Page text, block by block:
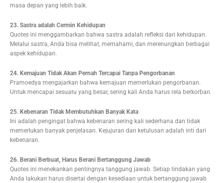
masa depan yang lebih baik.
23. Sastra adalah Cermin Kehidupan
Quotes ini menggambarkan bahwa sastra adalah refleksi dari kehidupan.
Melalui sastra, Anda bisa melihat, memahami, dan merenungkan berbagai
aspek kehidupan.
24. Kemajuan Tidak Akan Pernah Tercapai Tanpa Pengorbanan
Pramoedya mengajarkan bahwa kemajuan memerlukan pengorbanan.
Untuk mencapai sesuatu yang besar, sering kali Anda harus rela berkorban.
25. Kebenaran Tidak Membutuhkan Banyak Kata
Ini adalah pengingat bahwa kebenaran sering kali sederhana dan tidak
memerlukan banyak penjelasan. Kejujuran dan ketulusan adalah inti dari
kebenaran.
26. Berani Berbuat, Harus Berani Bertanggung Jawab
Quotes ini menekankan pentingnya tanggung jawab. Setiap tindakan yang
Anda lakukan harus disertai dengan kesediaan untuk bertanggung jawab